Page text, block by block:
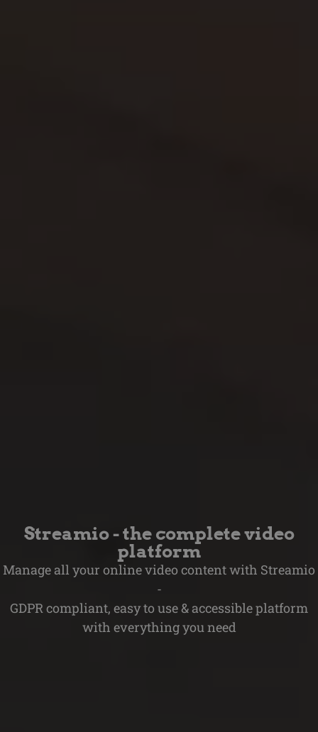
Streamio - the complete video
platform
Manage all your online video content with Streamio
-
GDPR compliant, easy to use & accessible platform
with everything you need